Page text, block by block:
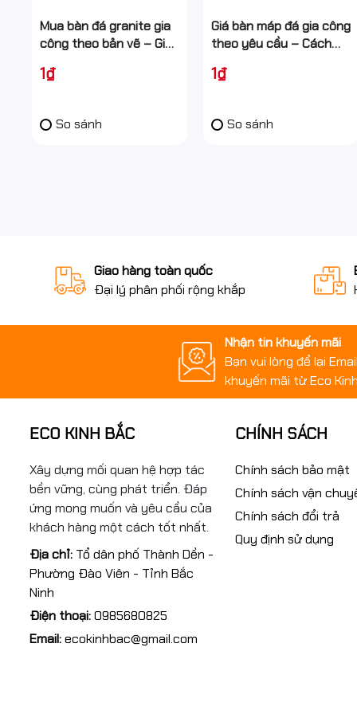
So với các vật liệu truyền thống, bàn đá granite có nhiều ưu
Mua bàn đá granite gia
công theo bản vẽ – Giải
chính xác
1₫
So sánh
Giá bàn máp đá gia công
theo yêu cầu – Cách
hưởng
1₫
So sánh
Giao hàng toàn quốc
Đại lý phân phối rộng khắp
Nhận tin khuyến mãi
Bạn vui lòng để lại
khuyến mãi từ Eco
ECO KINH BẮC
Xây dựng mối quan hệ hợp tác
bền vững, cùng phát triển. Đáp
ứng mong muốn và yêu cầu của
khách hàng một cách tốt nhất.
Địa chỉ: Tổ dân phố Thành Dền -
Phường Đào Viên - Tỉnh Bắc
Ninh
Điện thoại:0985680825
Email:ecokinhbac@gmail.com
CHÍNH SÁCH
Chính sách bảo mật
Chính sách vận
Chính sách đổi trả
Quy định sử dụng